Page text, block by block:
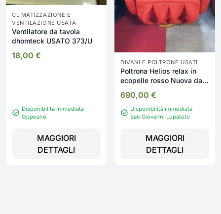
CLIMATIZZAZIONE E
VENTILAZIONE USATA
Ventilatore da tavola
dhomteck USATO 373/U
18,00 €
Disponibilità immediata —
Oppeano
MAGGIORI
DETTAGLI
DIVANI E POLTRONE USATI
Poltrona Helios relax in
ecopelle rosso Nuova da
esposizione 2329/U
690,00 €
Disponibilità immediata —
San Giovanni Lupatoto
MAGGIORI
DETTAGLI